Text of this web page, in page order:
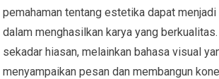
pemahaman tentang estetika dapat
dalam menghasilkan karya yang
sekadar hiasan, melainkan bahasa visual
menyampaikan pesan dan membangun